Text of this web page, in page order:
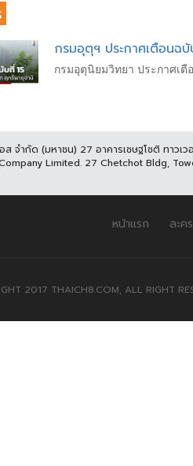
กรมอุตุฯ ประกาศเตือนฉบั
กรมอุตุนิยมวิทยา ประกาศเ
ส จำกัด (มหาชน) 27 อาคารเชษฐโชติ ทาว
Limited. 27 Chetchot Bldg,
หน้าแรก ละคร
2017 THAICH8.COM, ALL RIGHT